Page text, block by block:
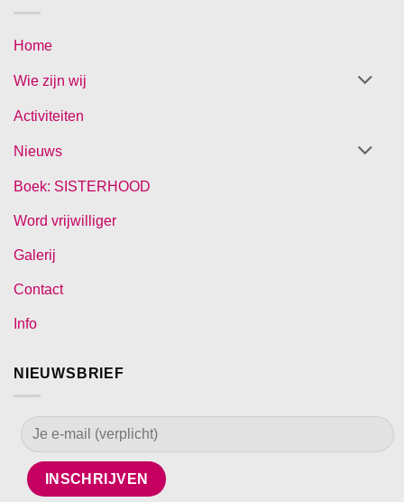
Home
Wie zijn wij
Activiteiten
Nieuws
Boek: SISTERHOOD
Word vrijwilliger
Galerij
Contact
Info
NIEUWSBRIEF